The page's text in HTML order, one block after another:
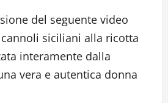
del seguente video
siciliani alla ricotta
interamente dalla
vera e autentica donna